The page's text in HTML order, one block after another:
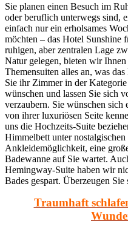
Sie planen einen Besuch im
oder beruflich unterwegs sind,
einfach nur ein erholsames
möchten – das Hotel Sunshine
ruhigen, aber zentralen Lage
Natur gelegen, bieten wir
Themensuiten alles an, was
Sie ihr Zimmer in der
wünschen und lassen Sie sich
verzaubern. Sie wünschen sich
von ihrer luxuriösen Seite
uns die Hochzeits-Suite
Himmelbett unter
Ankleidemöglichkeit, eine
Badewanne auf Sie wartet.
Hemingway-Suite haben wir
Bades gespart. Überzeugen Sie
Traumhaft